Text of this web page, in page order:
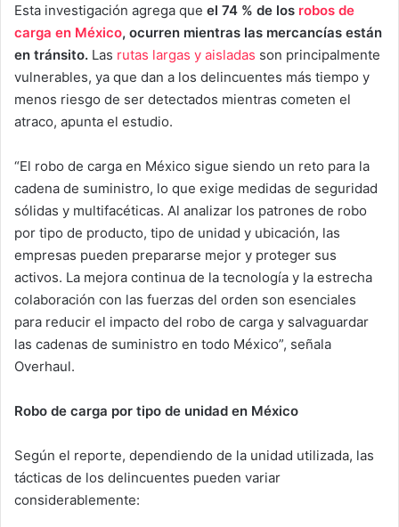
Esta investigación agrega que el 74 % de los robos de
carga en México, ocurren mientras las mercancías están
en tránsito. Las rutas largas y aisladas son principalmente
vulnerables, ya que dan a los delincuentes más tiempo y
menos riesgo de ser detectados mientras cometen el
atraco, apunta el estudio.
“El robo de carga en México sigue siendo un reto para la
cadena de suministro, lo que exige medidas de seguridad
sólidas y multifacéticas. Al analizar los patrones de robo
por tipo de producto, tipo de unidad y ubicación, las
empresas pueden prepararse mejor y proteger sus
activos. La mejora continua de la tecnología y la estrecha
colaboración con las fuerzas del orden son esenciales
para reducir el impacto del robo de carga y salvaguardar
las cadenas de suministro en todo México”, señala
Overhaul.
Robo de carga por tipo de unidad en México
Según el reporte, dependiendo de la unidad utilizada, las
tácticas de los delincuentes pueden variar
considerablemente: